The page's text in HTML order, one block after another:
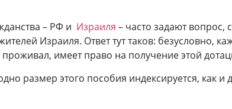
– РФ и Израиля – часто задают вопрос,
Израиля. Ответ тут таков: безусловно,
имеет право на получение этой
размер этого пособия индексируется, как и